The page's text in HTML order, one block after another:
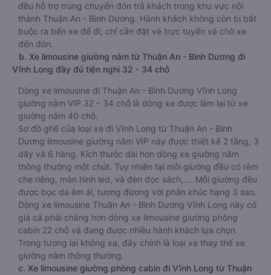
đều hỗ trợ trung chuyển đón trả khách trong khu vực nội
thành Thuận An - Bình Dương. Hành khách không còn bị bắt
buộc ra bến xe để đi, chỉ cần đặt vé trực tuyến và chờ xe
đến đón.
b. Xe limousine giường nằm từ Thuận An - Bình Dương đi
Vĩnh Long đầy đủ tiện nghi 32 - 34 chỗ
Dòng xe limousine đi Thuận An - Bình Dương Vĩnh Long
giường nằm VIP 32 – 34 chỗ là dòng xe được làm lại từ xe
giường nằm 40 chỗ.
Sơ đồ ghế của loại xe đi Vĩnh Long từ Thuận An - Bình
Dương limousine giường nằm VIP này được thiết kế 2 tầng, 3
dãy và 6 hàng. Kích thước dài hơn dòng xe giường nằm
thông thường một chút. Tuy nhiên tại mỗi giường đều có rèm
che riêng, màn hình led, và đèn đọc sách,…. Mỗi giường đều
được bọc da êm ái, tương đương với phân khúc hạng 3 sao.
Dòng xe limousine Thuận An - Bình Dương Vĩnh Long này có
giá cả phải chăng hơn dòng xe limousine giường phòng
cabin 22 chỗ và đang được nhiều hành khách lựa chọn.
Trong tương lai không xa, đây chính là loại xe thay thế xe
giường nằm thông thường.
c. Xe limousine giường phòng cabin đi Vĩnh Long từ Thuận